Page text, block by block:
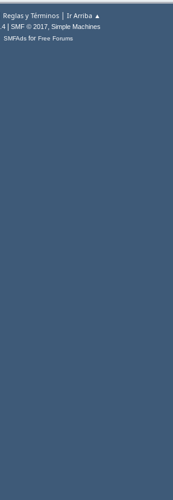
Reglas y Términos | Ir Arriba ▲
SMF © 2017, Simple Machines
SMFAdsfor Free Forums